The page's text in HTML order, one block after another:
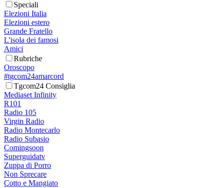
Speciali
Elezioni Italia
Elezioni estero
Grande Fratello
L'isola dei famosi
Amici
Rubriche
Oroscopo
#tgcom24amarcord
Tgcom24 Consiglia
Mediaset Infinity
R101
Radio 105
Virgin Radio
Radio Montecarlo
Radio Subasio
Comingsoon
Superguidatv
Zuppa di Porro
Non Sprecare
Cotto e Mangiato